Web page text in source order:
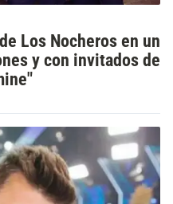
Los Nocheros en un
y con invitados de